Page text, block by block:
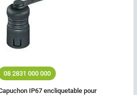
08 2831 000 000
IP67 encliquetable pour